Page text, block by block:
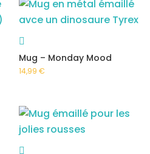
Mug – Monday Mood
14,99€